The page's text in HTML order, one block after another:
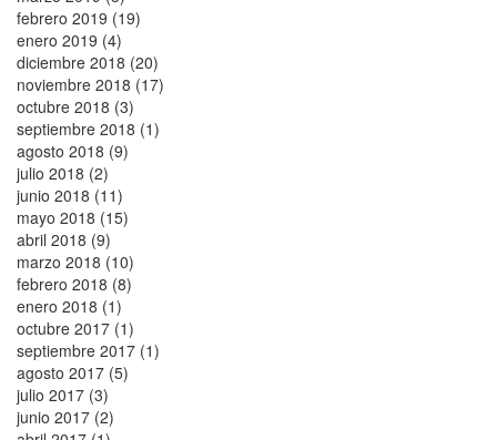
febrero 2019 (19)
enero 2019 (4)
diciembre 2018 (20)
noviembre 2018 (17)
octubre 2018 (3)
septiembre 2018 (1)
agosto 2018 (9)
julio 2018 (2)
junio 2018 (11)
mayo 2018 (15)
abril 2018 (9)
marzo 2018 (10)
febrero 2018 (8)
enero 2018 (1)
octubre 2017 (1)
septiembre 2017 (1)
agosto 2017 (5)
julio 2017 (3)
junio 2017 (2)